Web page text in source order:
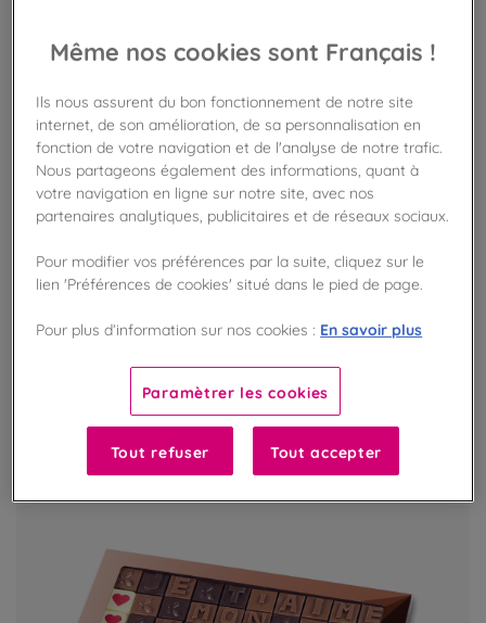
Tubo de palets au chocolat noir
Chocolat noir sans sucres avec édulcorant
DISPONIBLE EN MAGASIN
Même nos cookies sont Français !
Ils nous assurent du bon fonctionnement de notre site
internet, de son amélioration, de sa personnalisation en
fonction de votre navigation et de l'analyse de notre trafic.
Nous partageons également des informations, quant à
votre navigation en ligne sur notre site, avec nos
partenaires analytiques, publicitaires et de réseaux sociaux.
Pour modifier vos préférences par la suite, cliquez sur le
lien 'Préférences de cookies' situé dans le pied de page.
Pour plus d’information sur nos cookies : En savoir plus
Paramètrer les cookies
Tout refuser Tout accepter